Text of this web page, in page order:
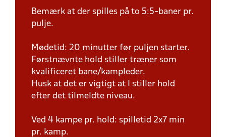
Bemærk at der spilles på to 5:5-baner pr.
pulje.
Mødetid: 20 minutter før puljen starter.
Førstnævnte hold stiller træner som
kvalificeret bane/kampleder.
Husk at det er vigtigt at I stiller hold
efter det tilmeldte niveau.
Ved 4 kampe pr. hold: spilletid 2x7 min
pr. kamp.